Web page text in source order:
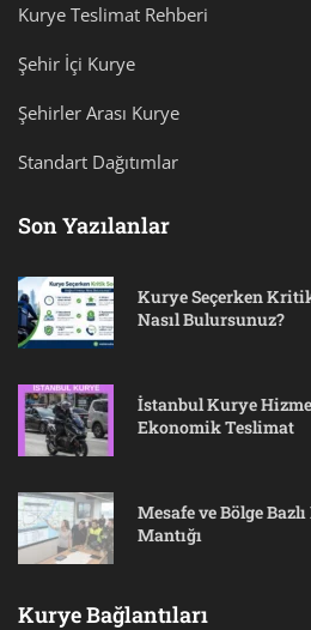
Kurye Teslimat Rehberi
Şehir İçi Kurye
Şehirler Arası Kurye
Standart Dağıtımlar
Son Yazılanlar
Kurye Seçerken
Nasıl Bulursunuz?
İstanbul Kurye
Ekonomik Teslimat
Mesafe ve Bölge
Mantığı
Kurye Bağlantıları